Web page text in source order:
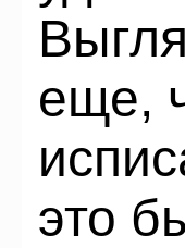
еще,
это